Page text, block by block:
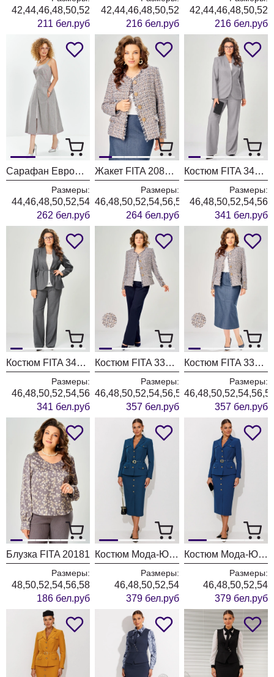
42,44,46,48,50,52
211 бел.руб
42,44,46,48,50,52
216 бел.руб
42,44,46,48,50,52
216 бел.руб
Сарафан ЕвроМода 741 серый + розовая полоска
Размеры:
44,46,48,50,52,54
262 бел.руб
Жакет FITA 20803 бежевый + деним
Размеры:
46,48,50,52,54,56,58,60,62
264 бел.руб
Костюм FITA 3402 серо-бежевый
Размеры:
46,48,50,52,54,56
341 бел.руб
Костюм FITA 3401 графитовый
Размеры:
46,48,50,52,54,56
341 бел.руб
Костюм FITA 3362 сине-бежевый
Размеры:
46,48,50,52,54,56,58,60,62
357 бел.руб
Костюм FITA 3361 бежевый + деним
Размеры:
357 бел.руб
Блузка FITA 20181
Размеры:
48,50,52,54,56,58
186 бел.руб
Костюм Мода-Юрс 26-2935 темная бирюза
Размеры:
46,48,50,52,54
379 бел.руб
Костюм Мода-Юрс 26-2935 синий
Размеры:
46,48,50,52,54
379 бел.руб